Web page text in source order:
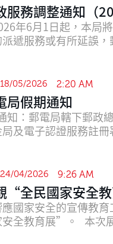
服務調整通知（
6月1日起，本局將調整寄發下列目的
遞服務或有所延誤
18/05/2026 2:20 AM
局假期通知
知：郵電局轄下郵政
24/04/2026 9:26 AM
“全民國家安全
應國家安全的宣傳教
安全教育展”。 本次